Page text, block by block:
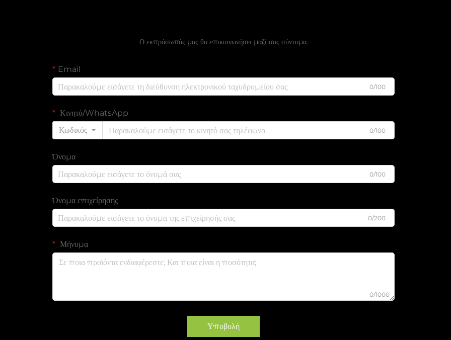
Ο εκπρόσωπός μας θα επικοινωνήσει μαζί σας σύντομα.
Email
0/100
Κινητό/WhatsApp
Κωδικός
0/100
Όνομα
0/100
Όνομα επιχείρησης
0/200
Μήνυμα
0/1000
Υποβολή